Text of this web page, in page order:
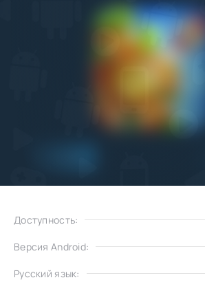
Доступность:
Версия Android:
Русский язык: